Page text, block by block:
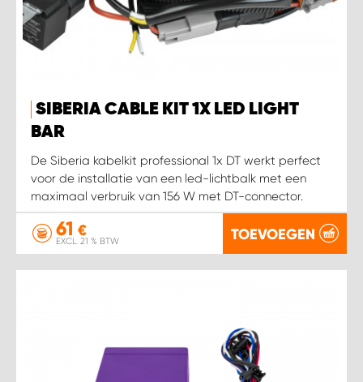
SIBERIA CABLE KIT 1X LED LIGHT
BAR
De Siberia kabelkit professional 1x DT werkt perfect
voor de installatie van een led-lichtbalk met een
maximaal verbruik van 156 W met DT-connector.
61 €
EXCL. 21 % BTW TOEVOEGEN